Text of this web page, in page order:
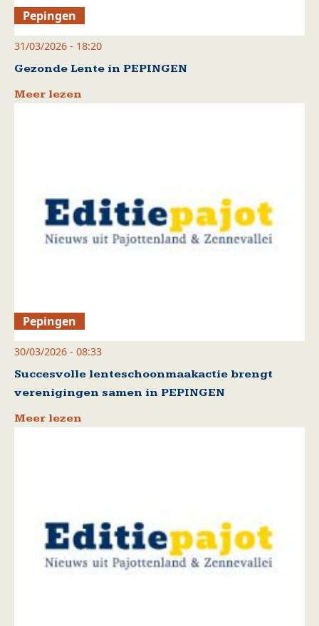
Pepingen
31/03/2026 - 18:20
Gezonde Lente in PEPINGEN
Meer lezen
Pepingen
30/03/2026 - 08:33
Succesvolle lenteschoonmaakactie brengt
verenigingen samen in PEPINGEN
Meer lezen